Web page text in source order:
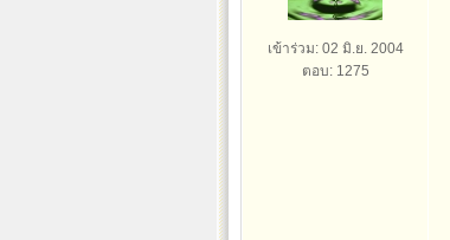
เข้าร่วม: 02 มิ.ย. 2004
ตอบ: 1275